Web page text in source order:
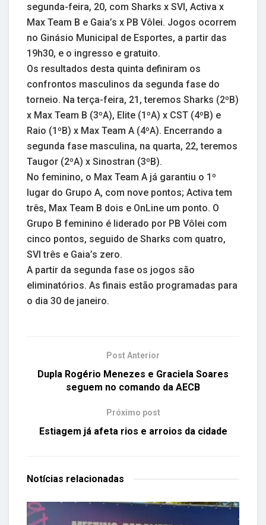
segunda-feira, 20, com Sharks x SVI, Activa x
Max Team B e Gaia’s x PB Vôlei. Jogos ocorrem
no Ginásio Municipal de Esportes, a partir das
19h30, e o ingresso e gratuito.
Os resultados desta quinta definiram os
confrontos masculinos da segunda fase do
torneio. Na terça-feira, 21, teremos Sharks (2ºB)
x Max Team B (3ºA), Elite (1ºA) x CST (4ºB) e
Raio (1ºB) x Max Team A (4ºA). Encerrando a
segunda fase masculina, na quarta, 22, teremos
Taugor (2ºA) x Sinostran (3ºB).
No feminino, o Max Team A já garantiu o 1º
lugar do Grupo A, com nove pontos; Activa tem
três, Max Team B dois e OnLine um ponto. O
Grupo B feminino é liderado por PB Vôlei com
cinco pontos, seguido de Sharks com quatro,
SVI três e Gaia’s zero.
A partir da segunda fase os jogos são
eliminatórios. As finais estão programadas para
o dia 30 de janeiro.
Post Anterior
Dupla Rogério Menezes e Graciela Soares
seguem no comando da AECB
Próximo post
Estiagem já afeta rios e arroios da cidade
Notícias relacionadas